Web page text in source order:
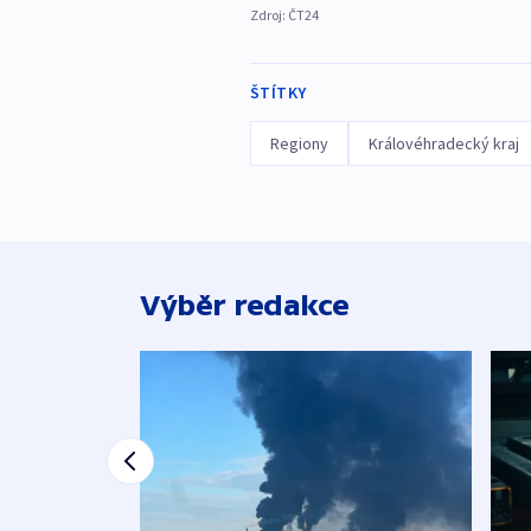
Zdroj: ČT24
ŠTÍTKY
Regiony Královéhradecký kraj
Výběr redakce